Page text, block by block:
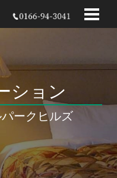
ション
ークヒルズ